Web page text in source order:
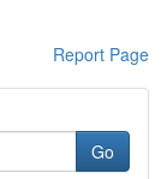
Report Page
Go